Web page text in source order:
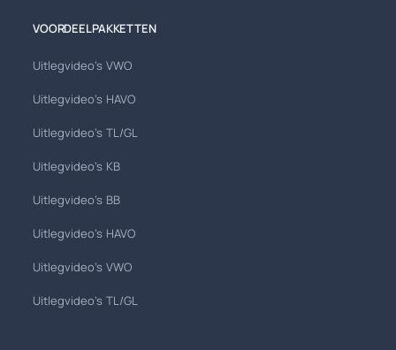
VOORDEELPAKKETTEN
Uitlegvideo's VWO
Uitlegvideo's HAVO
Uitlegvideo's TL/GL
Uitlegvideo's KB
Uitlegvideo's BB
Uitlegvideo's HAVO
Uitlegvideo's VWO
Uitlegvideo's TL/GL